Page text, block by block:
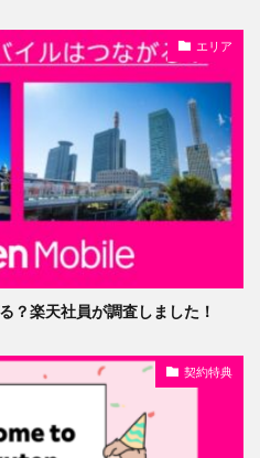
エリア
？楽天社員が調査しました！
契約特典